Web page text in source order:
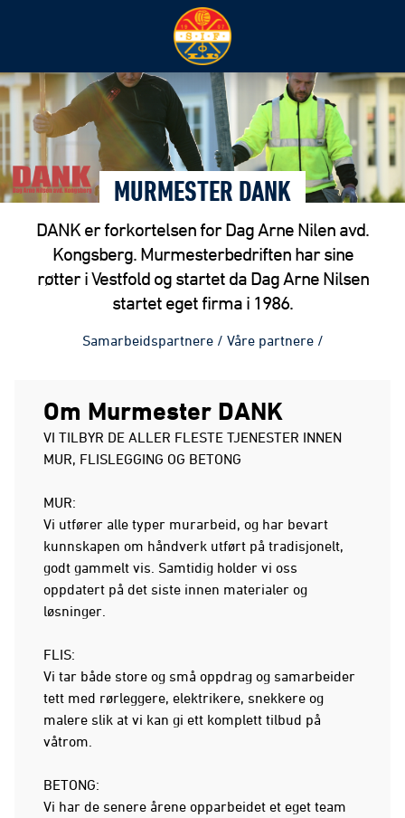
MURMESTER DANK
DANK er forkortelsen for Dag Arne Nilen avd.
Kongsberg. Murmesterbedriften har sine
røtter i Vestfold og startet da Dag Arne Nilsen
startet eget firma i 1986.
Samarbeidspartnere / Våre partnere /
Om Murmester DANK
VI TILBYR DE ALLER FLESTE TJENESTER INNEN
MUR, FLISLEGGING OG BETONG
MUR:
Vi utfører alle typer murarbeid, og har bevart
kunnskapen om håndverk utført på tradisjonelt,
godt gammelt vis. Samtidig holder vi oss
oppdatert på det siste innen materialer og
løsninger.
FLIS:
Vi tar både store og små oppdrag og samarbeider
tett med rørleggere, elektrikere, snekkere og
malere slik at vi kan gi ett komplett tilbud på
våtrom.
BETONG:
Vi har de senere årene opparbeidet et eget team